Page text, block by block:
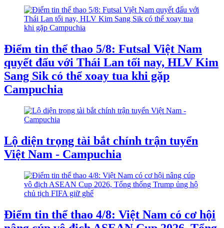
Điểm tin thể thao 5/8: Futsal Việt Nam
quyết đấu với Thái Lan tối nay, HLV Kim
Sang Sik có thể xoay tua khi gặp
Campuchia
Lộ diện trọng tài bắt chính trận tuyển
Việt Nam - Campuchia
Điểm tin thể thao 4/8: Việt Nam có cơ hội